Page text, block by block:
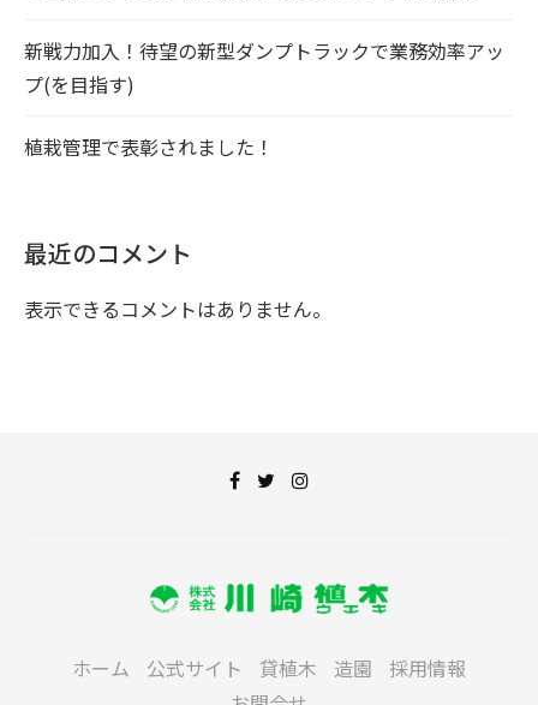
新戦力加入！待望の新型ダンプトラックで業務効率アッ
プ(を目指す)
植栽管理で表彰されました！
最近のコメント
表示できるコメントはありません。
ホーム 公式サイト 貸植木 造園
採用情報